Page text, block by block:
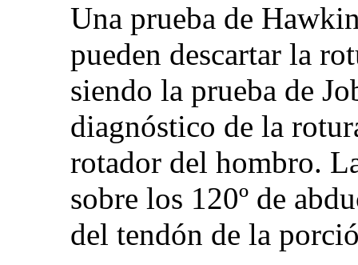
Una prueba de
pueden descartar la
siendo la prueba de
diagnóstico de la
rotador del hombro.
sobre los 120º de
del tendón de la